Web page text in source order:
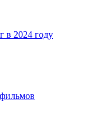
в 2024 году